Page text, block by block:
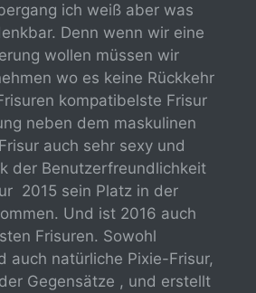
ich weiß aber was
Denn wenn wir eine
wollen müssen wir
wo es keine Rückkehr
kompatibelste Frisur
neben dem maskulinen
auch sehr sexy und
der Benutzerfreundlichkeit
2015 sein Platz in der
Und ist 2016 auch
Frisuren. Sowohl
auch natürliche Pixie-Frisur,
Gegensätze , und erstellt